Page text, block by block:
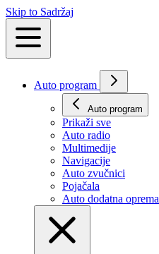
Skip to Sadržaj
Auto program
Auto program
Prikaži svе
Auto radio
Multimedije
Navigacije
Auto zvučnici
Pojačala
Auto dodatna oprema